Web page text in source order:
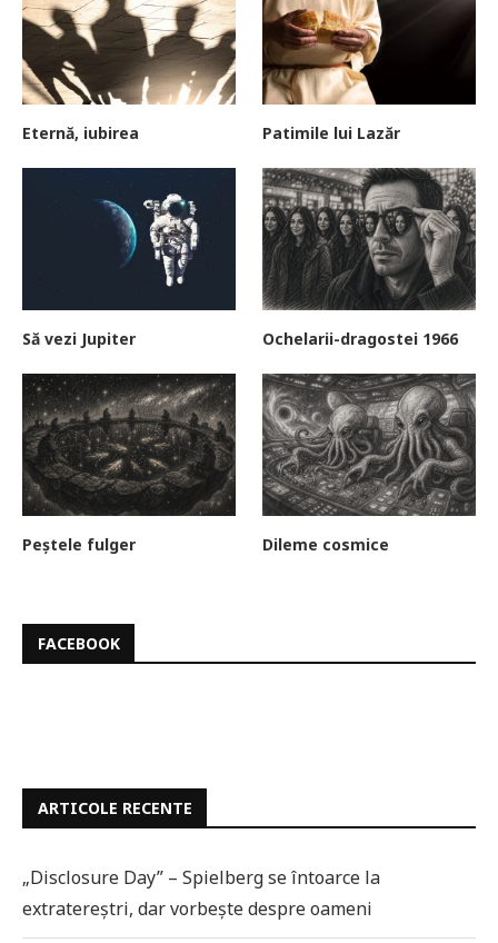
Eternă, iubirea Patimile lui Lazăr
Să vezi Jupiter Ochelarii-dragostei 1966
Peștele fulger Dileme cosmice
FACEBOOK
ARTICOLE RECENTE
„Disclosure Day” – Spielberg se întoarce la
extratereștri, dar vorbește despre oameni